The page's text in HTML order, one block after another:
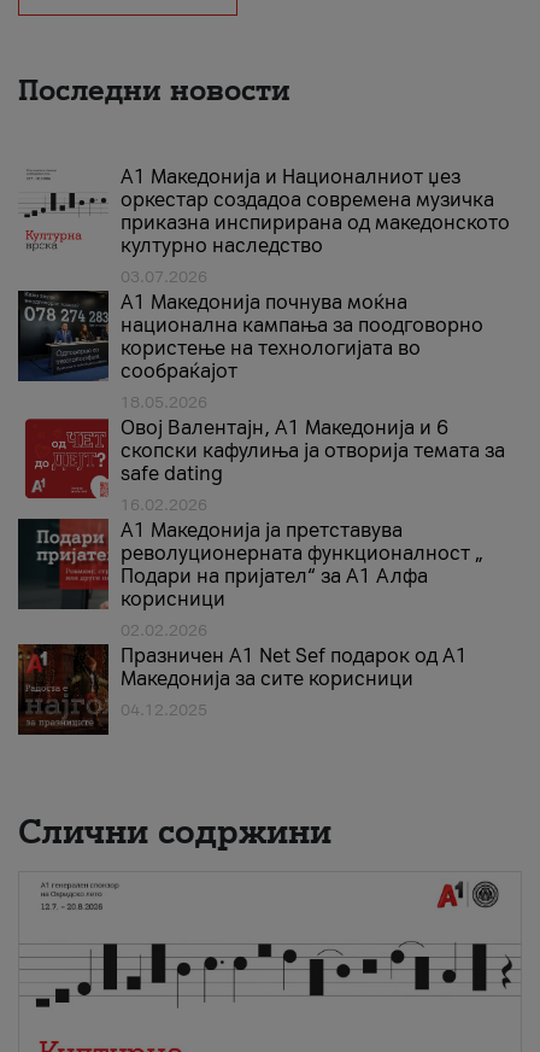
Последни новости
А1 Македонија и Националниот џез
оркестар создадоа современа музичка
приказна инспирирана од македонското
културно наследство
03.07.2026
A1 Македонија почнува моќна
национална кампања за поодговорно
користење на технологијата во
сообраќајот
18.05.2026
Овој Валентајн, A1 Македонија и 6
скопски кафулиња ја отворија темата за
safe dating
16.02.2026
А1 Македонија ја претставува
револуционерната функционалност „
Подари на пријател“ за А1 Алфа
корисници
02.02.2026
Празничен A1 Net Sеf подарок од А1
Македонија за сите корисници
04.12.2025
Слични содржини